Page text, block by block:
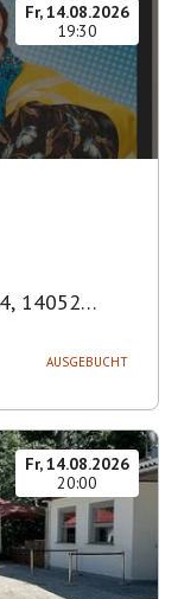
Fr, 14.08.2026
19:30
14052
AUSGEBUCHT
Fr, 14.08.2026
20:00